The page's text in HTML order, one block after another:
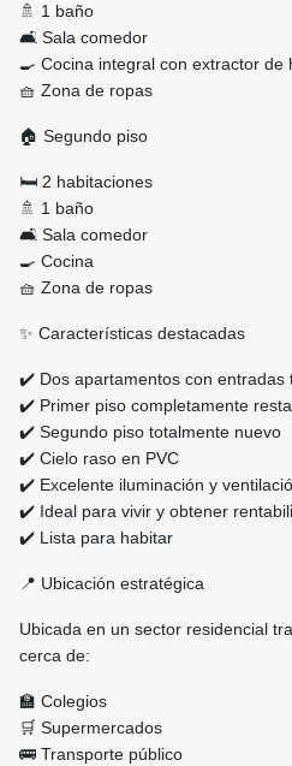
🚿 1 baño
🛋️ Sala comedor
🍳 Cocina integral con extractor de
🧺 Zona de ropas
🏠 Segundo piso
🛏️ 2 habitaciones
🚿 1 baño
🛋️ Sala comedor
🍳 Cocina
🧺 Zona de ropas
✨ Características destacadas
✔️ Dos apartamentos con entradas
✔️ Primer piso completamente
✔️ Segundo piso totalmente nuevo
✔️ Cielo raso en PVC
✔️ Excelente iluminación y
✔️ Ideal para vivir y obtener
✔️ Lista para habitar
📍 Ubicación estratégica
Ubicada en un sector residencial
cerca de:
🏫 Colegios
🛒 Supermercados
🚌 Transporte público